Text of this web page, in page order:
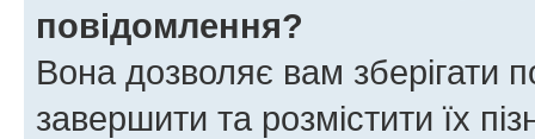
повідомлення?
Вона дозволяє вам зберігати
завершити та розмістити їх